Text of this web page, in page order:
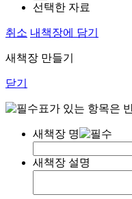
선택한 자료
취소 내책장에 담기
새책장 만들기
닫기
표가 있는 항목은
새책장 명
새책장 설명